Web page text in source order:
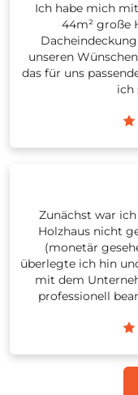
Ich habe mich
44m² große
unseren
das für uns
ich
Zunächst war
Holzhaus nicht
(monetär
überlegte ich hin
mit dem
professionell